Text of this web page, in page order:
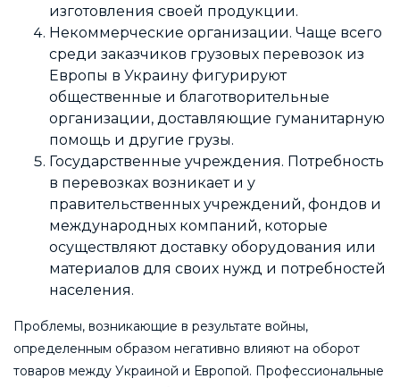
изготовления своей продукции.
Некоммерческие организации. Чаще всего
среди заказчиков грузовых перевозок из
Европы в Украину фигурируют
общественные и благотворительные
организации, доставляющие гуманитарную
помощь и другие грузы.
Государственные учреждения. Потребность
в перевозках возникает и у
правительственных учреждений, фондов и
международных компаний, которые
осуществляют доставку оборудования или
материалов для своих нужд и потребностей
населения.
Проблемы, возникающие в результате войны,
определенным образом негативно влияют на оборот
товаров между Украиной и Европой. Профессиональные